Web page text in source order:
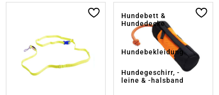
Hundebett &
Hundedecke
Hundebekleidung
Hundegeschirr, -
leine & -halsband